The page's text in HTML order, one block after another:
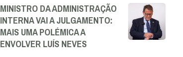
MINISTRO DA ADMINISTRAÇÃO
INTERNA VAI A JULGAMENTO:
MAIS UMA POLÉMICA A
ENVOLVER LUÍS NEVES